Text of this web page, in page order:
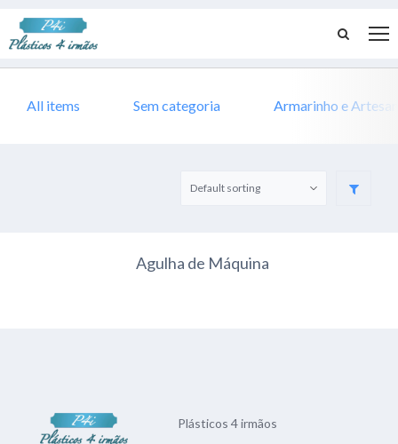
All items Sem categoria Armarinho e
Agulha de Máquina
Plásticos 4 irmãos